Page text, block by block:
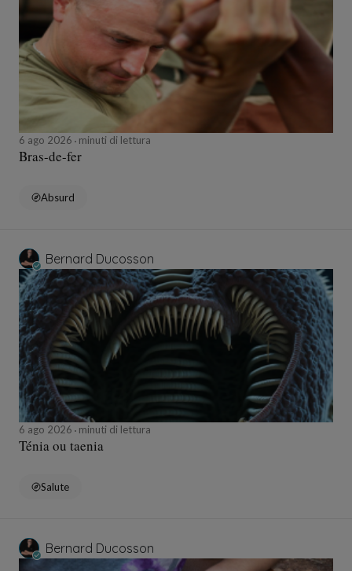
6 ago 2026 minuti di lettura
Bras-de-fer
Absurd
Bernard Ducosson
6 ago 2026 minuti di lettura
Ténia ou taenia
Salute
Bernard Ducosson